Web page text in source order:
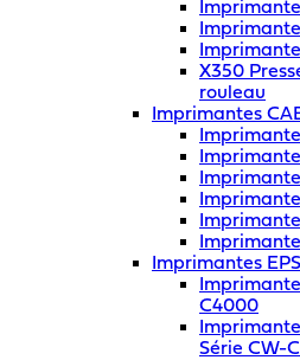
X350
rouleau
Imprimantes
Imprimantes
C4000
Série CW-